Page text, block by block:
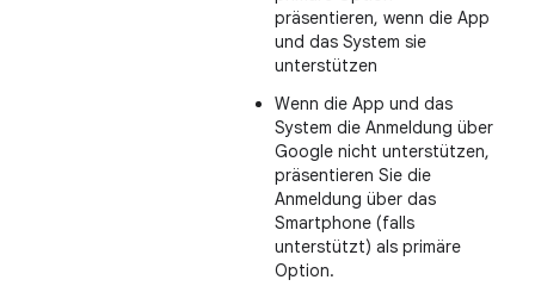
präsentieren, wenn die App
und das System sie
unterstützen
Wenn die App und das
System die Anmeldung über
Google nicht unterstützen,
präsentieren Sie die
Anmeldung über das
Smartphone (falls
unterstützt) als primäre
Option.